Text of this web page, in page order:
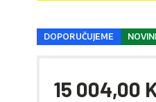
DOPORUČUJEME
15 004,00